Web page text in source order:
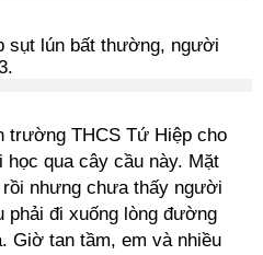
trường THCS Tứ Hiệp cho
học qua cây cầu này. Mặt
nhưng chưa thấy người
đi xuống lòng đường
Giờ tan tầm, em và nhiều